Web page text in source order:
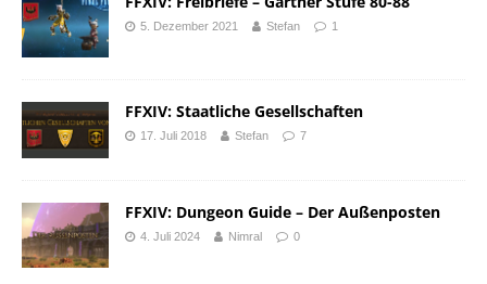
5. Dezember 2021 Stefan 1
FFXIV: Staatliche Gesellschaften
17. Juli 2018 Stefan 7
FFXIV: Dungeon Guide – Der Außenposten
4. Juli 2024 Nimral 0